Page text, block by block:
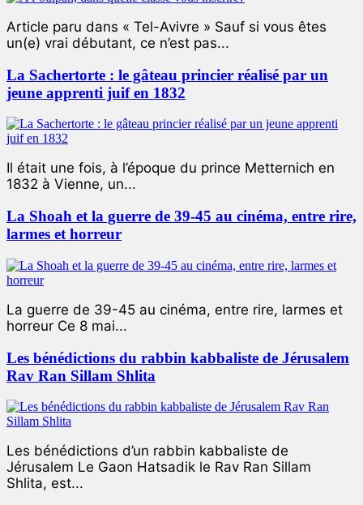
Article paru dans « Tel-Avivre » Sauf si vous êtes
un(e) vrai débutant, ce n’est pas...
La Sachertorte : le gâteau princier réalisé par un
jeune apprenti juif en 1832
Il était une fois, à l’époque du prince Metternich en
1832 à Vienne, un...
La Shoah et la guerre de 39-45 au cinéma, entre rire,
larmes et horreur
La guerre de 39-45 au cinéma, entre rire, larmes et
horreur Ce 8 mai...
Les bénédictions du rabbin kabbaliste de Jérusalem
Rav Ran Sillam Shlita
Les bénédictions d’un rabbin kabbaliste de
Jérusalem Le Gaon Hatsadik le Rav Ran Sillam
Shlita, est...